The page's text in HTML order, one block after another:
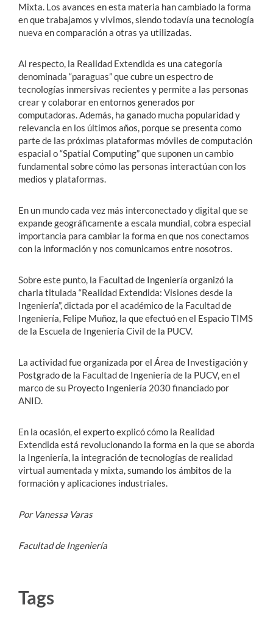
Mixta. Los avances en esta materia han cambiado la forma
en que trabajamos y vivimos, siendo todavía una tecnología
nueva en comparación a otras ya utilizadas.
Al respecto, la Realidad Extendida es una categoría
denominada “paraguas” que cubre un espectro de
tecnologías inmersivas recientes y permite a las personas
crear y colaborar en entornos generados por
computadoras. Además, ha ganado mucha popularidad y
relevancia en los últimos años, porque se presenta como
parte de las próximas plataformas móviles de computación
espacial o “Spatial Computing” que suponen un cambio
fundamental sobre cómo las personas interactúan con los
medios y plataformas.
En un mundo cada vez más interconectado y digital que se
expande geográficamente a escala mundial, cobra especial
importancia para cambiar la forma en que nos conectamos
con la información y nos comunicamos entre nosotros.
Sobre este punto, la Facultad de Ingeniería organizó la
charla titulada “Realidad Extendida: Visiones desde la
Ingeniería”, dictada por el académico de la Facultad de
Ingeniería, Felipe Muñoz, la que efectuó en el Espacio TIMS
de la Escuela de Ingeniería Civil de la PUCV.
La actividad fue organizada por el Área de Investigación y
Postgrado de la Facultad de Ingeniería de la PUCV, en el
marco de su Proyecto Ingeniería 2030 financiado por
ANID.
En la ocasión, el experto explicó cómo la Realidad
Extendida está revolucionando la forma en la que se aborda
la Ingeniería, la integración de tecnologías de realidad
virtual aumentada y mixta, sumando los ámbitos de la
formación y aplicaciones industriales.
Por Vanessa Varas
Facultad de Ingeniería
Tags